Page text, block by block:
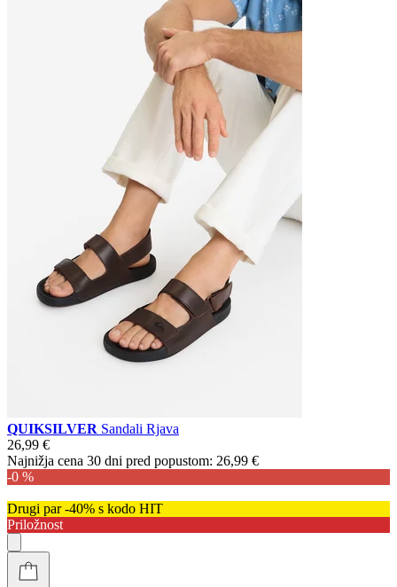
QUIKSILVER Sandali Rjava
26,99 €
Najnižja cena 30 dni pred popustom: 26,99 €
-0 %
Drugi par -40% s kodo HIT
Priložnost